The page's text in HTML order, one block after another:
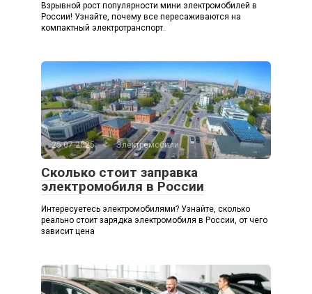
Взрывной рост популярности мини электромобилей в
России! Узнайте, почему все пересаживаются на
компактный электротранспорт.
25.07.2025 Электромобили
Сколько стоит заправка
электромобиля в России
Интересуетесь электромобилями? Узнайте, сколько
реально стоит зарядка электромобиля в России, от чего
зависит цена